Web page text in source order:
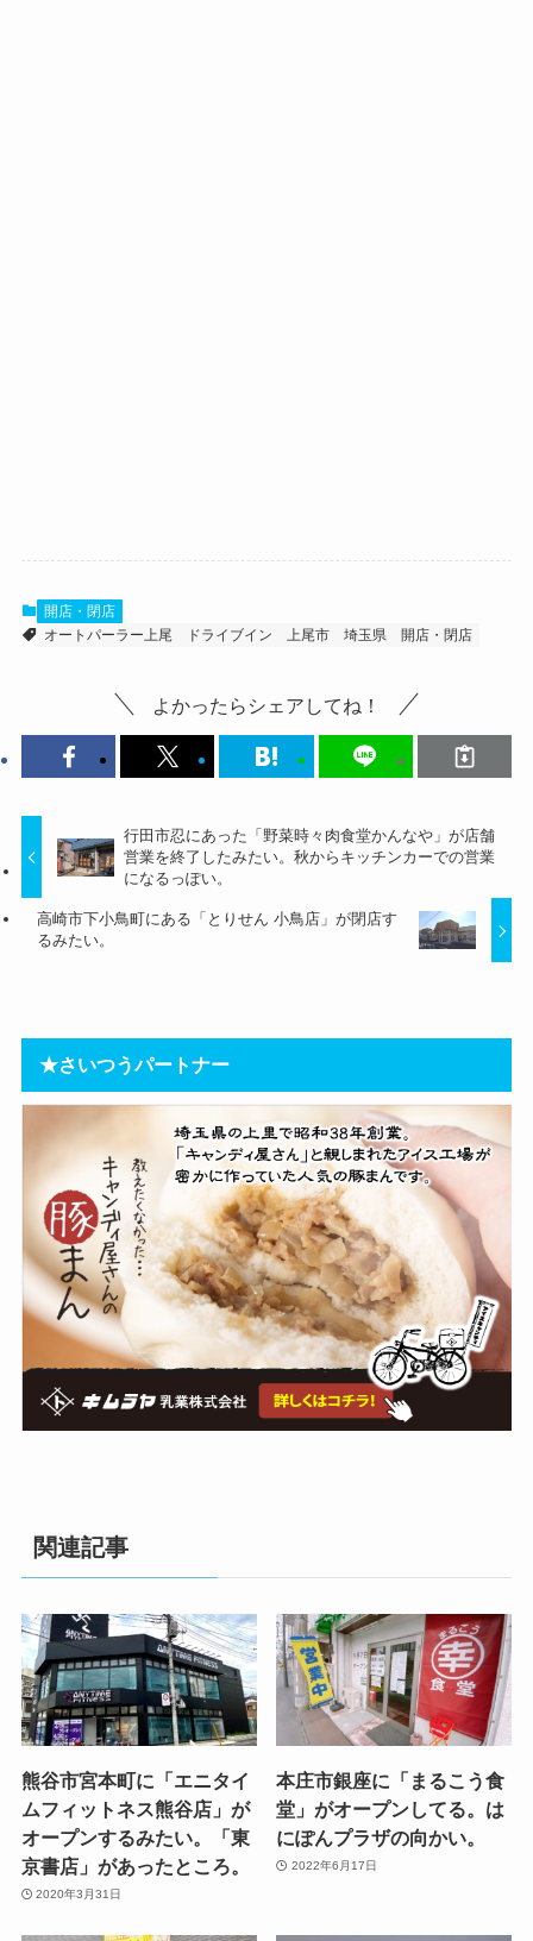
開店・閉店
オートパーラー上尾
ドライブイン 上尾市 埼玉県 開店・閉店
よかったらシェアしてね！
行田市忍にあった「野菜時々肉食堂かんなや」が店舗
営業を終了したみたい。秋からキッチンカーでの営業
になるっぽい。
高崎市下小鳥町にある「とりせん 小鳥店」が閉店す
るみたい。
★さいつうパートナー
関連記事
熊谷市宮本町に「エニタイ
ムフィットネス熊谷店」が
オープンするみたい。「東
京書店」があったところ。
2020年3月31日
本庄市銀座に「まるこう食
堂」がオープンしてる。は
にぽんプラザの向かい。
2022年6月17日